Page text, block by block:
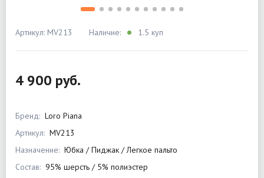
Артикул: MV213 Наличие: 1.5 куп
4 900 руб.
Бренд: Loro Piana
Артикул: MV213
Назначение: Юбка / Пиджак / Легкое пальто
Состав: 95% шерсть / 5% полиэстер